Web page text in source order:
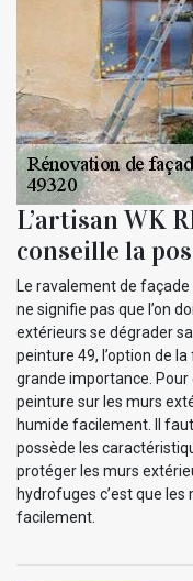
L’artisan WK
conseille la
Le ravalement de
ne signifie pas que l’on
extérieurs se dégrader
peinture 49, l’option de
grande importance. Pour
peinture sur les murs
humide facilement. Il
possède les
protéger les murs
hydrofuges c’est que
facilement.